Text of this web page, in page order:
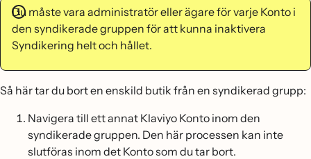
Du måste vara administratör eller ägare för varje Konto i
den syndikerade gruppen för att kunna inaktivera
Syndikering helt och hållet.
Så här tar du bort en enskild butik från en syndikerad grupp:
Navigera till ett annat Klaviyo Konto inom den
syndikerade gruppen. Den här processen kan inte
slutföras inom det Konto som du tar bort.